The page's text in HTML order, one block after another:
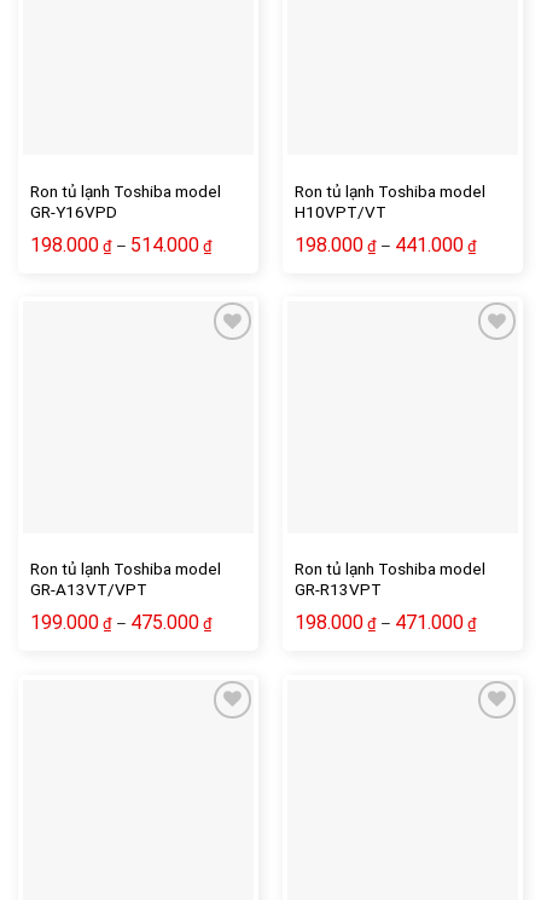
Ron tủ lạnh Toshiba model
GR-Y16VPD
198.000 ₫– 514.000 ₫
Ron tủ lạnh Toshiba model
H10VPT/VT
198.000 ₫– 441.000 ₫
Ron tủ lạnh Toshiba model
GR-A13VT/VPT
199.000 ₫– 475.000 ₫
Ron tủ lạnh Toshiba model
GR-R13VPT
198.000 ₫– 471.000 ₫